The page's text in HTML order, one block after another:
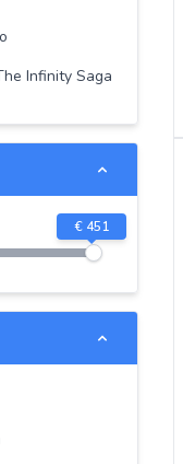
Infinity Saga
Frozen
€ 451